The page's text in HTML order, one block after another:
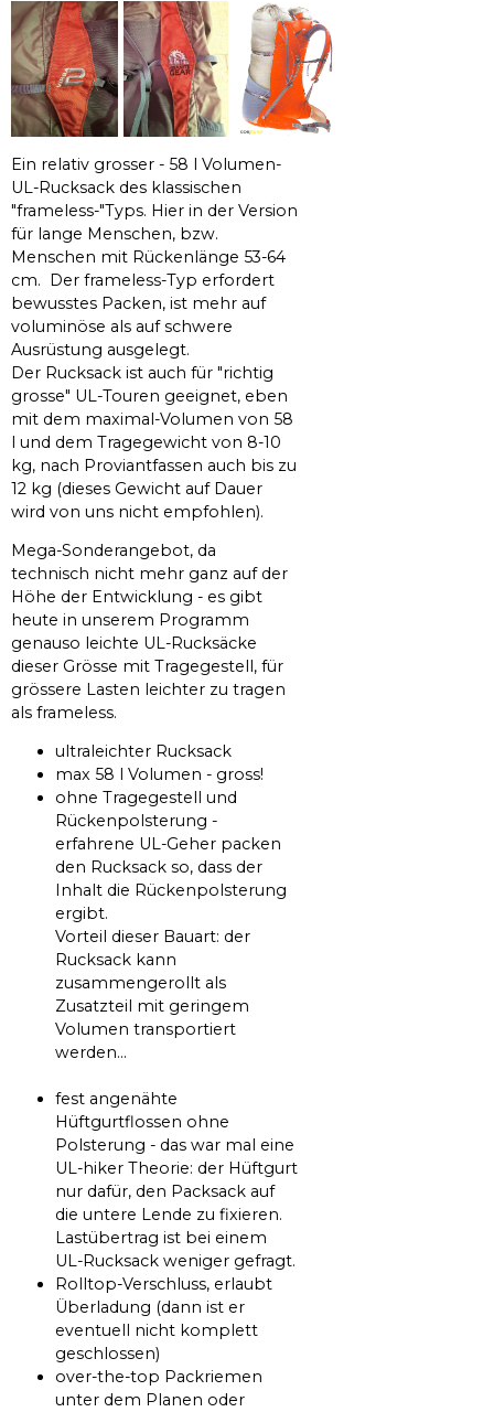
Ein relativ grosser - 58 l Volumen-
UL-Rucksack des klassischen
"frameless-"Typs. Hier in der Version
für lange Menschen, bzw.
Menschen mit Rückenlänge 53-64
cm. Der frameless-Typ erfordert
bewusstes Packen, ist mehr auf
voluminöse als auf schwere
Ausrüstung ausgelegt.
Der Rucksack ist auch für "richtig
grosse" UL-Touren geeignet, eben
mit dem maximal-Volumen von 58
l und dem Tragegewicht von 8-10
kg, nach Proviantfassen auch bis zu
12 kg (dieses Gewicht auf Dauer
wird von uns nicht empfohlen).
Mega-Sonderangebot, da
technisch nicht mehr ganz auf der
Höhe der Entwicklung - es gibt
heute in unserem Programm
genauso leichte UL-Rucksäcke
dieser Grösse mit Tragegestell, für
grössere Lasten leichter zu tragen
als frameless.
ultraleichter Rucksack
max 58 l Volumen - gross!
ohne Tragegestell und
Rückenpolsterung -
erfahrene UL-Geher packen
den Rucksack so, dass der
Inhalt die Rückenpolsterung
ergibt.
Vorteil dieser Bauart: der
Rucksack kann
zusammengerollt als
Zusatzteil mit geringem
Volumen transportiert
werden...
fest angenähte
Hüftgurtflossen ohne
Polsterung - das war mal eine
UL-hiker Theorie: der Hüftgurt
nur dafür, den Packsack auf
die untere Lende zu fixieren.
Lastübertrag ist bei einem
UL-Rucksack weniger gefragt.
Rolltop-Verschluss, erlaubt
Überladung (dann ist er
eventuell nicht komplett
geschlossen)
over-the-top Packriemen
unter dem Planen oder